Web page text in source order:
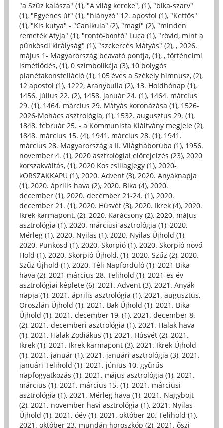
"a Szűz kalásza" (1), "A világ kereke", (1), "bika-szarv"
(1), "Egyenes út" (1), "hiányzó" 12. apostol (1), "Kettős"
(1), "Kis kutya" - "Canikula" (2), "magi" (2), "minden
remeték Atyja" (1), "rontó-bontó" Luca (1), "rövid, mint a
pünkösdi királyság" (1), "szekercés Mátyás" (2), , 2026.
május 1- Magyarország beavató pontja, (1), , történelmi
ismétlődés, (1), 0 szimbolikája (3), 10 bolygós
planétakonstelláció (1), 105 éves a Székely himnusz, (2),
12 apostol (1), 1222, Aranybulla (2), 13. Holdhónap (1),
1456. július 22. (2), 1458. január 24. (1), 1464. március
29. (1), 1464. március 29. Mátyás koronázása (1), 1526-
2026-Mohács asztrológia, (1), 1532. augusztus 29. (1),
1848. február 25. - a Kommunista Kiáltvány megjele (2),
1848. március 15. (4), 1941. március 28. (1), 1941.
március 28. Magyarország a II. Világháborúba (1), 1956.
november 4. (1), 2020 asztrológiai előrejelzés (23), 2020
korszakváltás, (1), 2020 Kos csillagjegy (1), 2020-
kORSZAKKAPU (1), 2020. Advent (3), 2020. Anyáknapja
(1), 2020. április hava (2), 2020. Bika (4), 2020.
december (1), 2020. december 21-24. (1), 2020.
december 21. (1), 2020. Húsvét (3), 2020. Ikrek (4), 2020.
Ikrek karmapont, (2), 2020. Karácsony (2), 2020. május
asztrológia (1), 2020. márciusi asztrológia (1), 2020.
Mérleg (1), 2020. Nyilas (1), 2020. Nyilas Újhold (1),
2020. Pünkösd (1), 2020. Skorpió (1), 2020. Skorpió növő
Hold (1), 2020. Skorpió Újhold, (1), 2020. Szűz (2), 2020.
Szűz Újhold (1), 2020. Téli Napforduló (1), 2021 Bika
hava (2), 2021 március 28. Telihold (1), 2021-es év
asztrológiai képlete (6), 2021. Advent (3), 2021. Anyák
napja (1), 2021. április asztrológia (1), 2021. augusztus,
Oroszlán Újhold (1), 2021. Bak Újhold (1), 2021. Bika
Újhold (1), 2021. december 19, (1), 2021. december 8.
(2), 2021. decemberi asztrológia (1), 2021. Halak hava
(1), 2021. Halak Zodiákus (1), 2021. Húsvét (2), 2021.
Ikrek (1), 2021. Ikrek karmapont (3), 2021. Ikrek Újhold
(1), 2021. január (1), 2021. januári asztrológia (3), 2021.
januári Telihold (1), 2021. június 10. gyűrűs
napfogyatkozás (1), 2021. május asztrológia (1), 2021.
március (1), 2021. március 15. (1), 2021. márciusi
asztrológia (1), 2021. Mérleg hava (1), 2021. Nagyböjt
(2), 2021. november havi asztrológia (1), 2021. Nyilas
Újhold (1), 2021. óév (1), 2021. október 20. Telihold (1),
2021. október 23. mundán horoszkóp (2), 2021. őszi